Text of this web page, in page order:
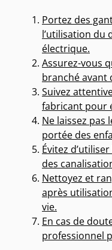
Portez des
l’utilisation du
électrique.
Assurez-vous
branché avant
Suivez
fabricant pour
Ne laissez pas
portée des
Évitez
des
Nettoyez et
après
vie.
En cas de
professionnel